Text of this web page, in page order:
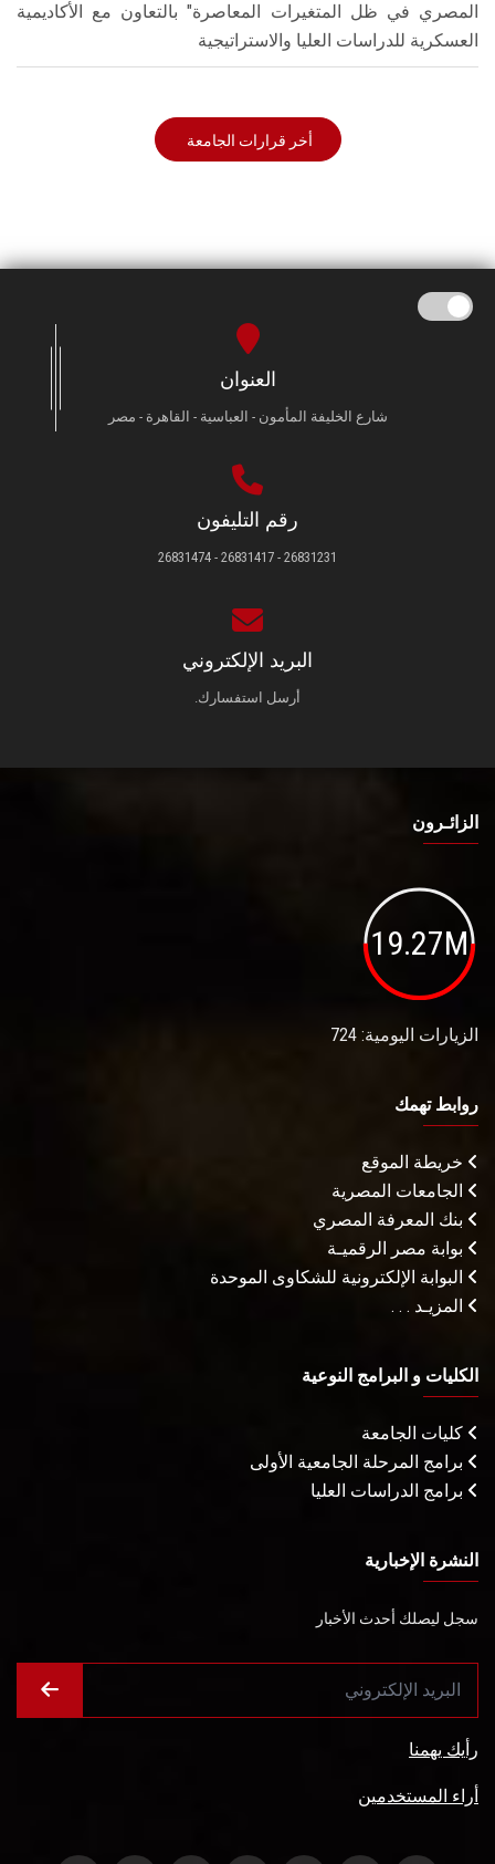
المصري في ظل المتغيرات المعاصرة" بالتعاون مع الأكاديمية
العسكرية للدراسات العليا والاستراتيجية
أخر قرارات الجامعة
العنوان
شارع الخليفة المأمون - العباسية - القاهرة - مصر
رقم التليفون
26831231 - 26831417 - 26831474
البريد الإلكتروني
أرسل استفسارك.
الزائـرون
19.27M
الزيارات اليومية: 724
روابط تهمك
خريطة الموقع
الجامعات المصرية
بنك المعرفة المصري
بوابة مصر الرقميـة
البوابة الإلكترونية للشكاوى الموحدة
المزيـد . . .
الكليات و البرامج النوعية
كليات الجامعة
برامج المرحلة الجامعية الأولى
برامج الدراسات العليا
النشرة الإخبارية
سجل ليصلك أحدث الأخبار
رأيك يهمنا
أراء المستخدمين